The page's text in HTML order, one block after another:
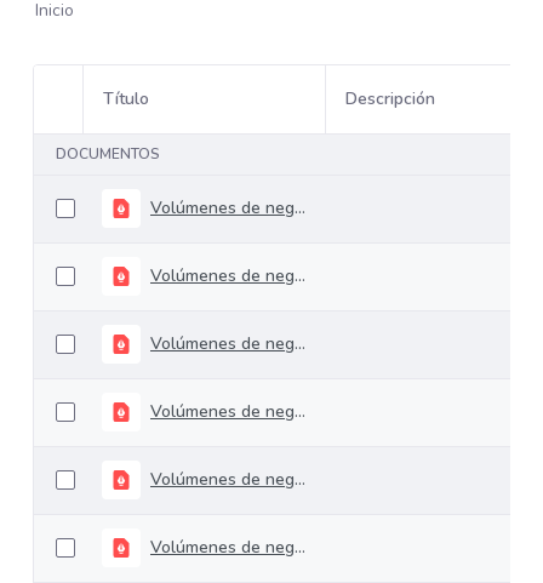
Inicio
Selección del elemento
Título Descripción
DOCUMENTOS
Volúmenes de negociación del 09 de al 13 de julio de 2018
Volúmenes de negociación del 03 de al 06 de julio de 2018
Volúmenes de negociación del 05 al 08 de junio de 2018
Volúmenes de negociación del 25 de al 29 de junio de 2018
Volúmenes de negociación del 18 de al 22 de junio de 2018
Volúmenes de negociación del 12 al 15 de junio de 2018